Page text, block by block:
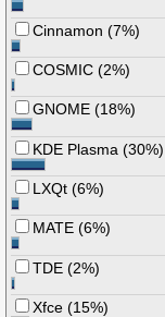
Cinnamon (7%)
COSMIC (2%)
GNOME (18%)
KDE Plasma (30%)
LXQt (6%)
MATE (6%)
TDE (2%)
Xfce (15%)